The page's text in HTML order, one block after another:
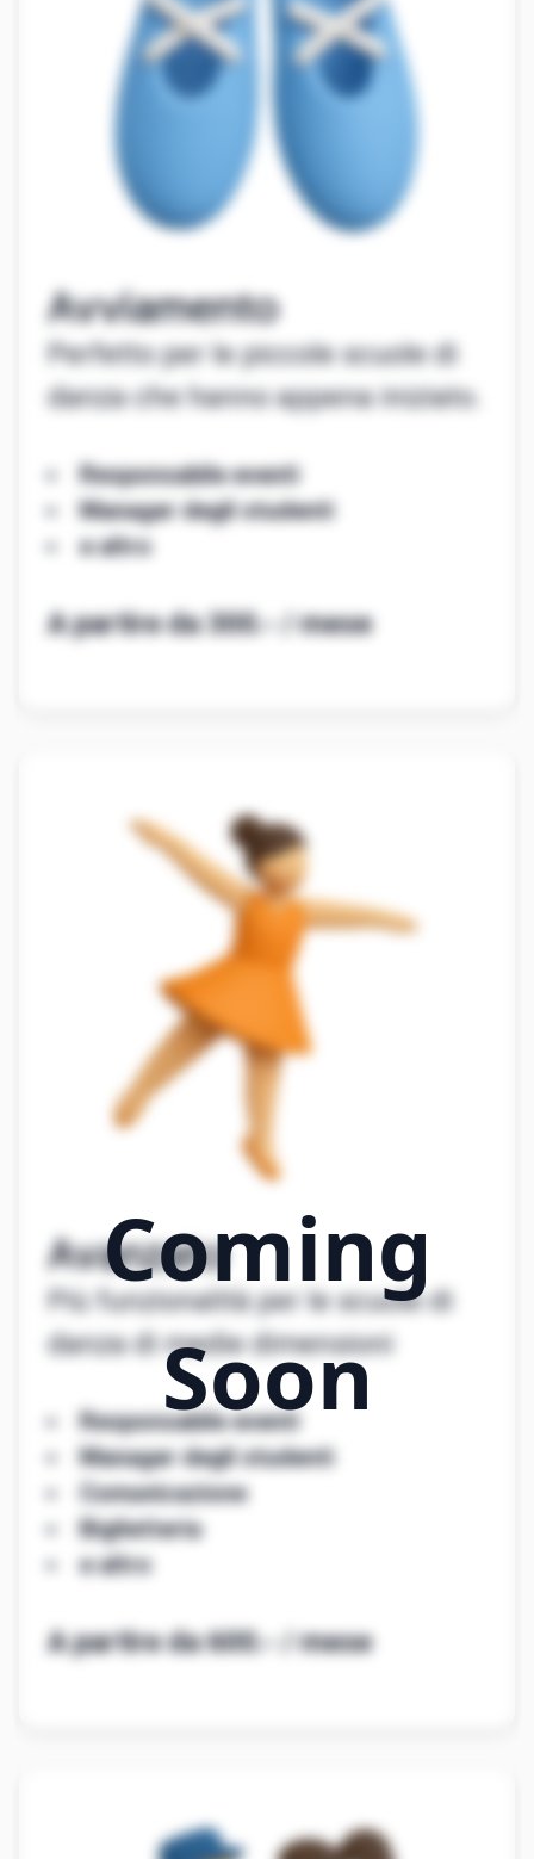
Avviamento
Perfetto per le piccole scuole di
danza che hanno appena iniziato.
Responsabile eventi
Manager degli studenti
e altro
A partire da 300.- / mese
Avanzato
Più funzionalità per le scuole di
danza di medie dimensioni
Responsabile eventi
Manager degli studenti
Comunicazione
Biglietteria
e altro
A partire da 600.- / mese